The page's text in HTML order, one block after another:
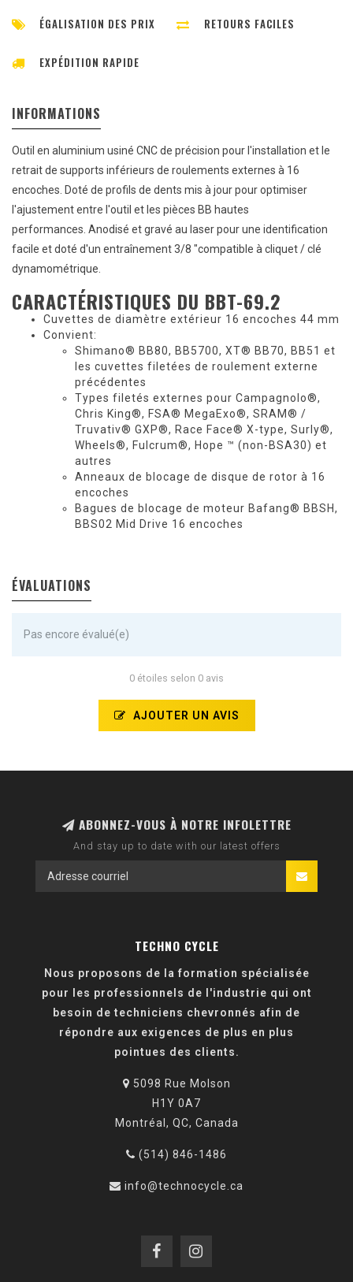
ÉGALISATION DES PRIX RETOURS FACILES
EXPÉDITION RAPIDE
INFORMATIONS
Outil en aluminium usiné CNC de précision pour l'installation et le
retrait de supports inférieurs de roulements externes à 16
encoches. Doté de profils de dents mis à jour pour optimiser
l'ajustement entre l'outil et les pièces BB hautes
performances. Anodisé et gravé au laser pour une identification
facile et doté d'un entraînement 3/8 "compatible à cliquet / clé
dynamométrique.
CARACTÉRISTIQUES DU BBT-69.2
Cuvettes de diamètre extérieur 16 encoches 44 mm
Convient:
Shimano® BB80, BB5700, XT® BB70, BB51 et
les cuvettes filetées de roulement externe
précédentes
Types filetés externes pour Campagnolo®,
Chris King®, FSA® MegaExo®, SRAM® /
Truvativ® GXP®, Race Face® X-type, Surly®,
Wheels®, Fulcrum®, Hope ™ (non-BSA30) et
autres
Anneaux de blocage de disque de rotor à 16
encoches
Bagues de blocage de moteur Bafang® BBSH,
BBS02 Mid Drive 16 encoches
ÉVALUATIONS
Pas encore évalué(e)
0 étoiles selon 0 avis
AJOUTER UN AVIS
ABONNEZ-VOUS À NOTRE INFOLETTRE
And stay up to date with our latest offers
TECHNO CYCLE
Nous proposons de la formation spécialisée
pour les professionnels de l'industrie qui ont
besoin de techniciens chevronnés afin de
répondre aux exigences de plus en plus
pointues des clients.
5098 Rue Molson
H1Y 0A7
Montréal, QC, Canada
(514) 846-1486
info@technocycle.ca